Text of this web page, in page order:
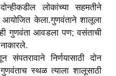
लोकांच्या सहमतीने
आयोजित केला.गुणवंताने शालूला
गुणवंता आवडला पण;वसंताची
संपतरावाने निर्णयासाठी दोन
स्थळ त्याला शालूसाठी